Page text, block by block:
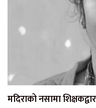
मदिराको नसामा